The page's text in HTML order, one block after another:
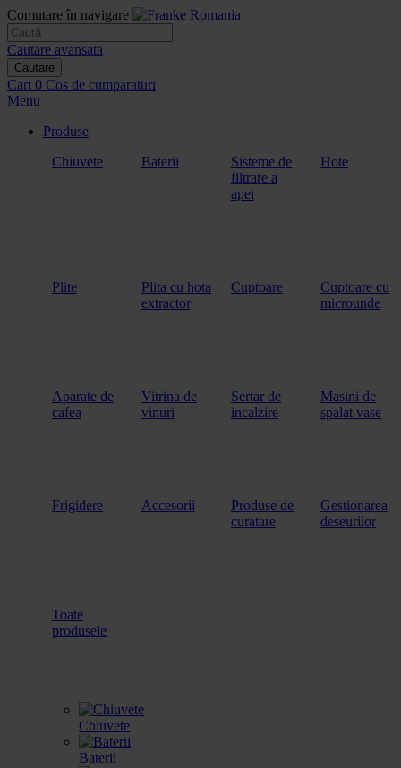
Comutare în navigare
Cautare avansata
Cautare
Cart 0 Cos de cumparaturi
Menu
Produse
Chiuvete
Baterii
Sisteme de
filtrare a
apei
Hote
Plite
Plita cu hota
extractor
Cuptoare
Cuptoare cu
microunde
Aparate de
cafea
Vitrina de
vinuri
Sertar de
incalzire
Masini de
spalat vase
Frigidere Accesorii
Produse de
curatare
Gestionarea
deseurilor
Toate
produsele
Chiuvete
Baterii